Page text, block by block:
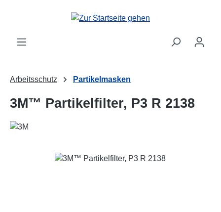
Zum Hauptinhalt springen
Arbeitsschutz Partikelmasken
3M™ Partikelfilter, P3 R 2138
Bildergalerie überspringen